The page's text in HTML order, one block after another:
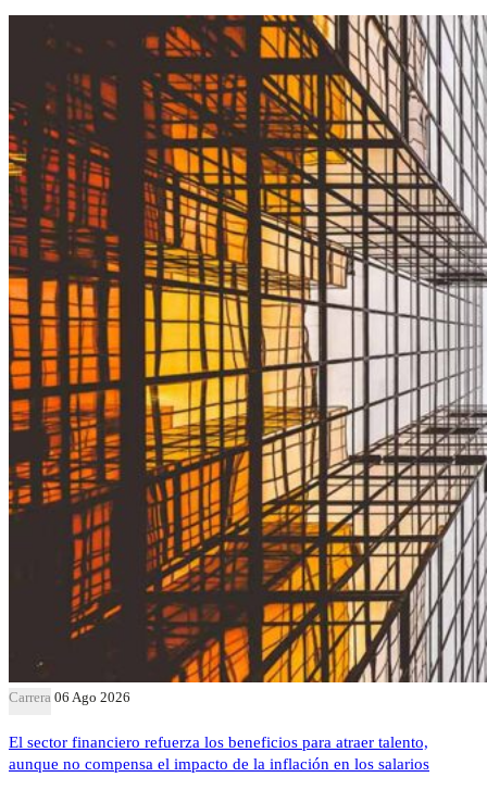
Carrera 06 Ago 2026
El sector financiero refuerza los beneficios para atraer talento,
aunque no compensa el impacto de la inflación en los salarios